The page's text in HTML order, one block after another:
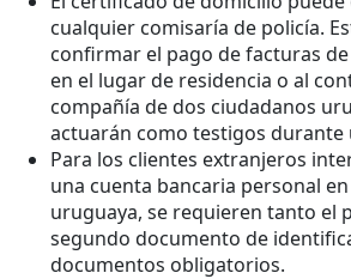
cualquier comisaría de policía.
confirmar el pago de facturas
en el lugar de residencia o al
compañía de dos ciudadanos
actuarán como testigos durante
Para los clientes extranjeros
una cuenta bancaria personal
uruguaya, se requieren tanto el
segundo documento de
documentos obligatorios.